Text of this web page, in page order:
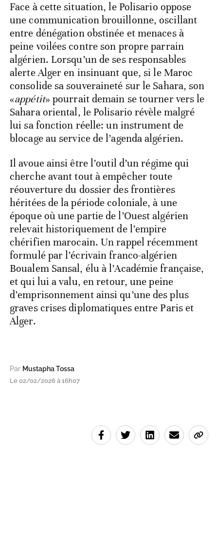
Face à cette situation, le Polisario oppose
une communication brouillonne, oscillant
entre dénégation obstinée et menaces à
peine voilées contre son propre parrain
algérien. Lorsqu’un de ses responsables
alerte Alger en insinuant que, si le Maroc
consolide sa souveraineté sur le Sahara, son
«appétit» pourrait demain se tourner vers le
Sahara oriental, le Polisario révèle malgré
lui sa fonction réelle: un instrument de
blocage au service de l’agenda algérien.
Il avoue ainsi être l’outil d’un régime qui
cherche avant tout à empêcher toute
réouverture du dossier des frontières
héritées de la période coloniale, à une
époque où une partie de l’Ouest algérien
relevait historiquement de l’empire
chérifien marocain. Un rappel récemment
formulé par l’écrivain franco-algérien
Boualem Sansal, élu à l’Académie française,
et qui lui a valu, en retour, une peine
d’emprisonnement ainsi qu’une des plus
graves crises diplomatiques entre Paris et
Alger.
Par Mustapha Tossa
Le 02/02/2026 à 16h07